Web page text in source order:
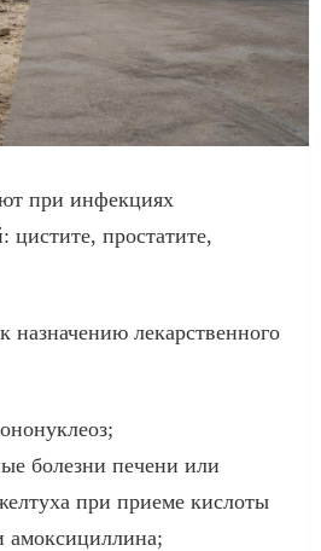
при инфекциях
простатите,
назначению лекарственного
болезни печени или
при приеме кислоты
амоксициллина;